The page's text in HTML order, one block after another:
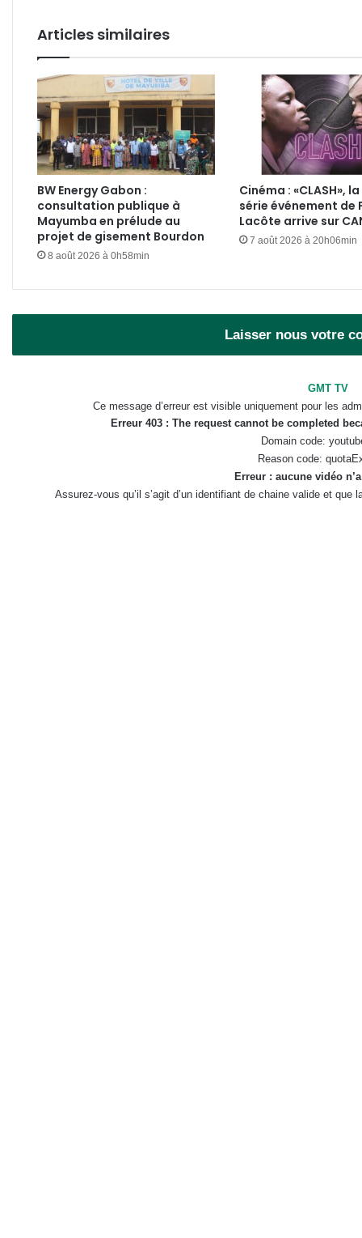
Articles similaires
BW Energy Gabon :
consultation publique à
Mayumba en prélude au
projet de gisement Bourdon
8 août 2026 à 0h58min
Cinéma : «CLASH»,
série événement de
Lacôte arrive sur
7 août 2026 à 20h06min
Laisser nous votre
GMT TV
Ce message d’erreur est visible uniquement pour les
Erreur 403 : The request cannot be completed
Domain code:
Reason code:
Erreur : aucune vidéo
Assurez-vous qu’il s’agit d’un identifiant de chaine valide et